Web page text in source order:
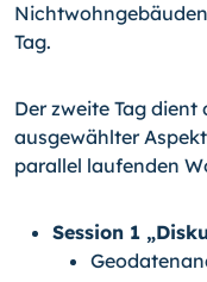
Tag.
Der zweite Tag
ausgewählter
parallel laufenden
Session 1